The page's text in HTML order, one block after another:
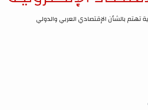
بالشأن الإقتصادي العربي والدولي